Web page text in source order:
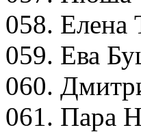
058. Елена
059. Ева
060.
061. Пара